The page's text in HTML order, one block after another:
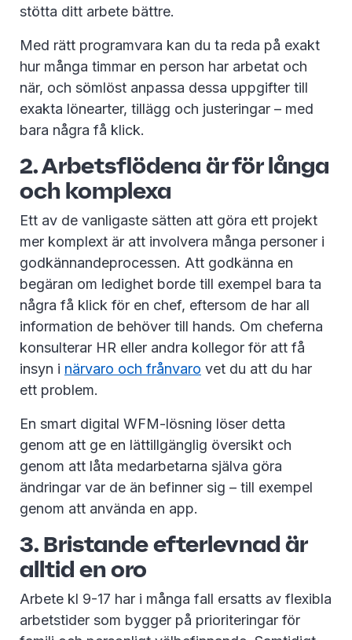
stötta ditt arbete bättre.
Med rätt programvara kan du ta reda på exakt
hur många timmar en person har arbetat och
när, och sömlöst anpassa dessa uppgifter till
exakta lönearter, tillägg och justeringar – med
bara några få klick.
2. Arbetsflödena är för långa
och komplexa
Ett av de vanligaste sätten att göra ett projekt
mer komplext är att involvera många personer i
godkännandeprocessen. Att godkänna en
begäran om ledighet borde till exempel bara ta
några få klick för en chef, eftersom de har all
information de behöver till hands. Om cheferna
konsulterar HR eller andra kollegor för att få
insyn i närvaro och frånvaro vet du att du har
ett problem.
En smart digital WFM-lösning löser detta
genom att ge en lättillgänglig översikt och
genom att låta medarbetarna själva göra
ändringar var de än befinner sig – till exempel
genom att använda en app.
3. Bristande efterlevnad är
alltid en oro
Arbete kl 9-17 har i många fall ersatts av flexibla
arbetstider som bygger på prioriteringar för